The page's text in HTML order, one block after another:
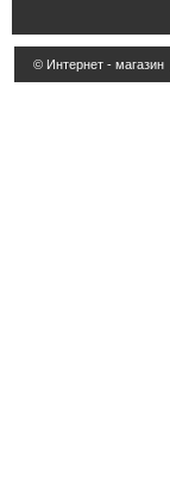
© Интернет - магазин